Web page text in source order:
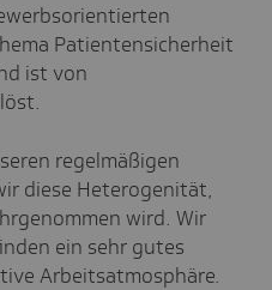
Patientensicherheit
ist von
regelmäßigen
diese Heterogenität,
wird. Wir
ein sehr gutes
Arbeitsatmosphäre.